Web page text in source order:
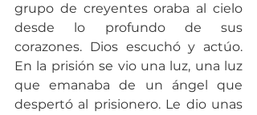
grupo de creyentes oraba al cielo
desde lo profundo de sus
corazones. Dios escuchó y actúo.
En la prisión se vio una luz, una luz
que emanaba de un ángel que
despertó al prisionero. Le dio unas